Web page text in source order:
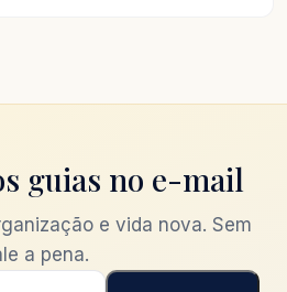
guias no e-mail
e vida nova. Sem
a pena.